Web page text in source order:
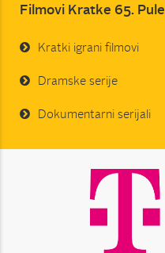
Filmovi Kratke 65. Pule
Kratki igrani filmovi
Dramske serije
Dokumentarni serijali